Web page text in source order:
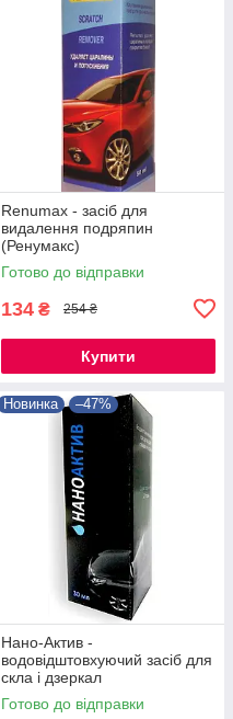
Renumax - засіб для
видалення подряпин
(Ренумакс)
Готово до відправки
134 ₴ 254 ₴
Купити
Новинка –47%
Нано-Актив -
водовідштовхуючий засіб для
скла і дзеркал
Готово до відправки